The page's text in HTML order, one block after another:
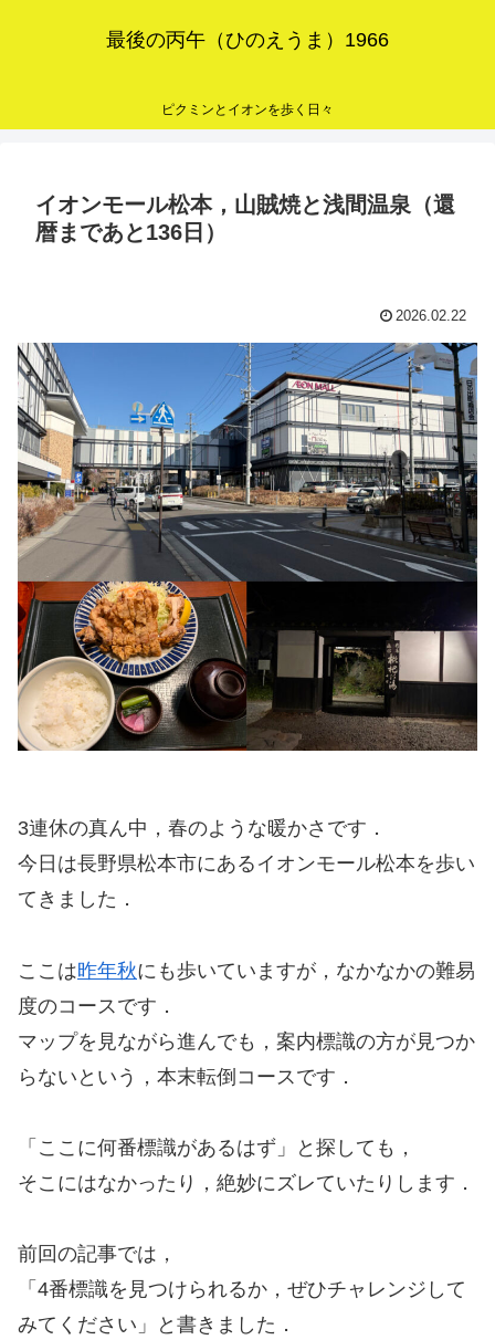
最後の丙午（ひのえうま）1966
ピクミンとイオンを歩く日々
イオンモール松本，山賊焼と浅間温泉（還
暦まであと136日）
2026.02.22
3連休の真ん中，春のような暖かさです．
今日は長野県松本市にあるイオンモール松本を歩い
てきました．
ここは昨年秋にも歩いていますが，なかなかの難易
度のコースです．
マップを見ながら進んでも，案内標識の方が見つか
らないという，本末転倒コースです．
「ここに何番標識があるはず」と探しても，
そこにはなかったり，絶妙にズレていたりします．
前回の記事では，
「4番標識を見つけられるか，ぜひチャレンジして
みてください」と書きました．